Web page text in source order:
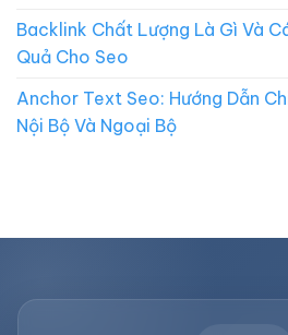
Backlink Chất Lượng Là Gì Và
Quả Cho Seo
Anchor Text Seo: Hướng Dẫn
Nội Bộ Và Ngoại Bộ